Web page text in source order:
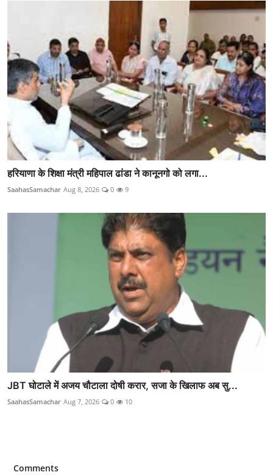
हरियाणा के शिक्षा मंत्री महिपाल ढांडा ने कानूनगो को लगा...
SaahasSamachar Aug 8, 2026 0 9
JBT घोटाले में अजय चौटाला दोषी करार, सजा के खिलाफ अब सु...
SaahasSamachar Aug 7, 2026 0 10
Comments